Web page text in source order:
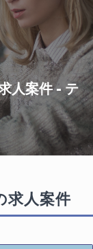
人案件 - テ
求人案件